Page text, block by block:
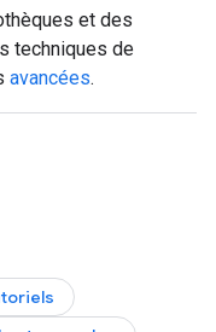
et des
techniques de
avancées.